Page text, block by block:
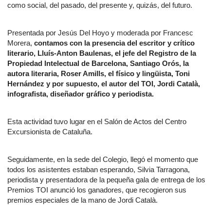
como social, del pasado, del presente y, quizás, del futuro.
Presentada por Jesús Del Hoyo y moderada por Francesc
Morera, contamos con la presencia del escritor y crítico
literario, Lluís-Anton Baulenas, el jefe del Registro de la
Propiedad Intelectual de Barcelona, Santiago Orós, la
autora literaria, Roser Amills, el físico y lingüista, Toni
Hernández y por supuesto, el autor del TOI, Jordi Català,
infografista, diseñador gráfico y periodista.
Esta actividad tuvo lugar en el Salón de Actos del Centro
Excursionista de Cataluña.
Seguidamente, en la sede del Colegio, llegó el momento que
todos los asistentes estaban esperando, Silvia Tarragona,
periodista y presentadora de la pequeña gala de entrega de los
Premios TOI anunció los ganadores, que recogieron sus
premios especiales de la mano de Jordi Català.